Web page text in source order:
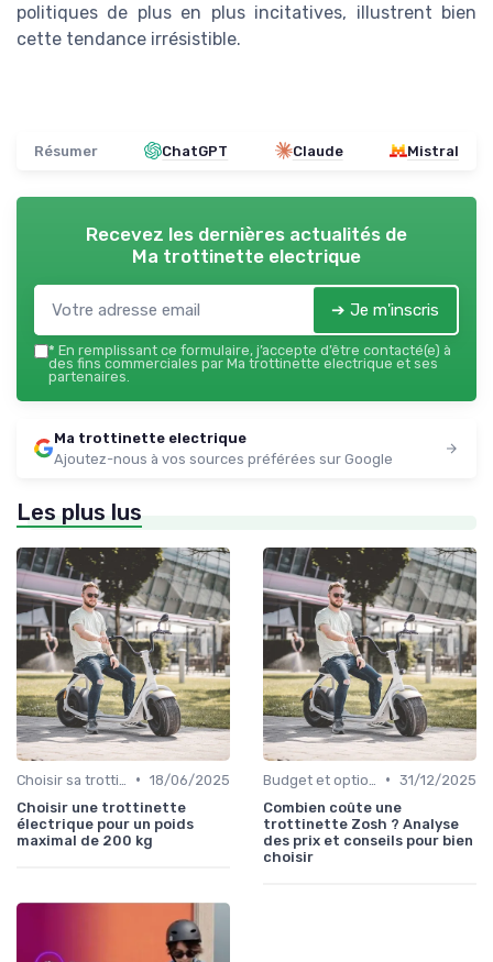
politiques de plus en plus incitatives, illustrent bien
cette tendance irrésistible.
Résumer ChatGPT Claude Mistral
Recevez les dernières actualités de
Ma trottinette electrique
➔ Je m'inscris
* En remplissant ce formulaire, j’accepte d’être contacté(e) à
des fins commerciales par Ma trottinette electrique et ses
partenaires.
Ma trottinette electrique
Ajoutez-nous à vos sources préférées sur Google
Les plus lus
• 18/06/2025
Choisir une trottinette
électrique pour un poids
maximal de 200 kg
• 31/12/2025
Combien coûte une
trottinette Zosh ? Analyse
des prix et conseils pour bien
choisir